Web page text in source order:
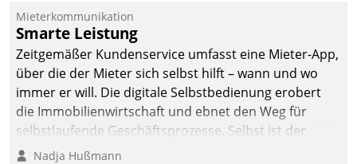
integrieren.
Mieterkommunikation
Smarte Leistung
Zeitgemäßer Kundenservice umfasst eine Mieter-App,
über die der Mieter sich selbst hilft – wann und wo
immer er will. Die digitale Selbstbedienung erobert
die Immobilienwirtschaft und ebnet den Weg für
selbstlaufende Geschäftsprozesse. Selbst ist der
Kunde und smart der Serviceanbieter.
Nadja Hußmann